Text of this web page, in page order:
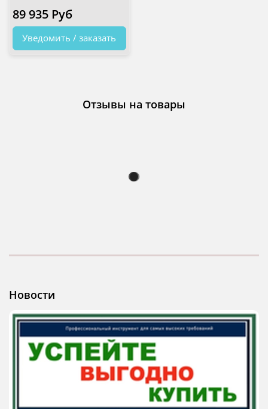
89 935 Руб
Уведомить / заказать
Отзывы на товары
Новости